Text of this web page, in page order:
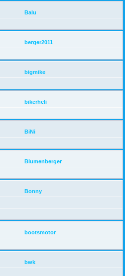
Balu
berger2011
bigmike
bikerheli
BiNi
Blumenberger
Bonny
bootsmotor
bwk